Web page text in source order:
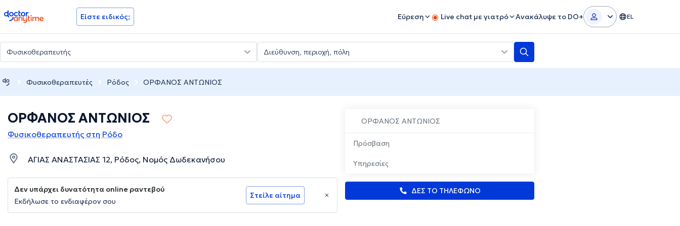
doctoranytime Είστε ειδικός; Εύρεση Live chat με γιατρό Ανακάλυψε το DO+ EL
Φυσικοθεραπευτές Ρόδος ΟΡΦΑΝΟΣ ΑΝΤΩΝΙΟΣ
ΟΡΦΑΝΟΣ ΑΝΤΩΝΙΟΣ
Πρόσβαση
Υπηρεσίες
ΔΕΣ ΤΟ ΤΗΛΕΦΩΝΟ
ΟΡΦΑΝΟΣ ΑΝΤΩΝΙΟΣ
Φυσικοθεραπευτής στη Ρόδο
ΑΓΙΑΣ ΑΝΑΣΤΑΣΙΑΣ 12, Ρόδος, Νομός Δωδεκανήσου
Δεν υπάρχει δυνατότητα online ραντεβού
Εκδήλωσε το ενδιαφέρον σου
Στείλε αίτημα